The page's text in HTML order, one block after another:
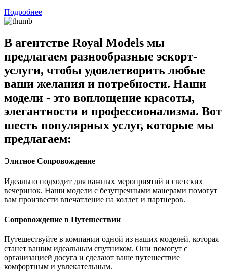
Подробнее
В агентстве Royal Models мы
предлагаем разнообразные эскорт-
услуги, чтобы удовлетворить любые
ваши желания и потребности. Наши
модели - это воплощение красоты,
элегантности и профессионализма. Вот
шесть популярных услуг, которые мы
предлагаем:
Элитное Сопровождение
Идеально подходит для важных мероприятий и светских
вечеринок. Наши модели с безупречными манерами помогут
вам произвести впечатление на коллег и партнеров.
Сопровождение в Путешествии
Путешествуйте в компании одной из наших моделей, которая
станет вашим идеальным спутником. Они помогут с
организацией досуга и сделают ваше путешествие
комфортным и увлекательным.